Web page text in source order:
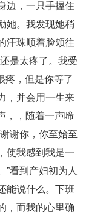
边，一只手握住
她。我发现她稍
汗珠顺着脸颊往
是太疼了。我受
疼，但是你等了
，并会用一生来
，，随着一声啼
谢你，你至始至
使我感到我是一
”看到产妇初为人
能说什么。下班
，而我的心里确